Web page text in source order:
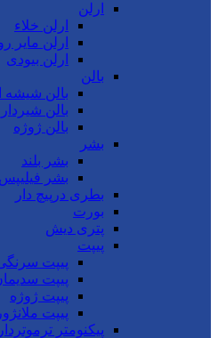
ارلن
ارلن خلاء
ارلن مایر
ارلن بیودی
بالن
بالن شیشه
بالن شیردار
بالن ژوژه
بشر
بشر بلند
بشر فیلیپس
بطری درپیچ دار
بورت
پتری دیش
پیپت
پیپت
پیپت
پیپت ژوژه
پیپت ملانژور
پیکنومتر ترموتردار